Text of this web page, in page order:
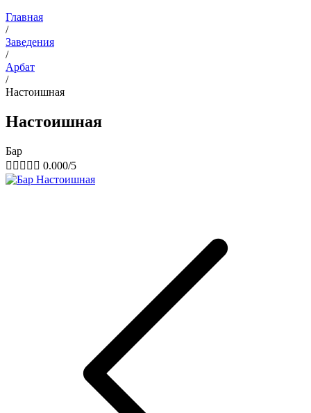
Главная
/
Заведения
/
Арбат
/
Настоишная
Настоишная
Бар
     0.000/5